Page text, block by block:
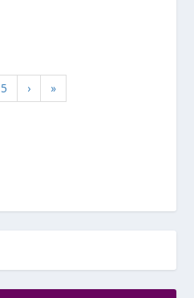
5 › »